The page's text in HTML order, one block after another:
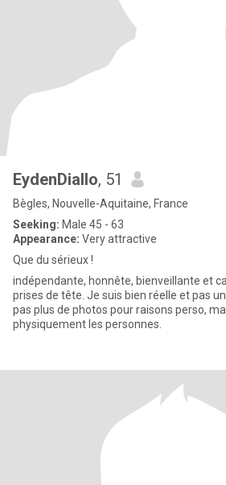
EydenDiallo, 51
Bègles, Nouvelle-Aquitaine, France
Seeking: Male 45 - 63
Appearance: Very attractive
Que du sérieux !
indépendante, honnête, bienveillante et
prises de tête. Je suis bien réelle et pas un fake profil. Je ne mets
pas plus de photos pour raisons perso,
physiquement les personnes.